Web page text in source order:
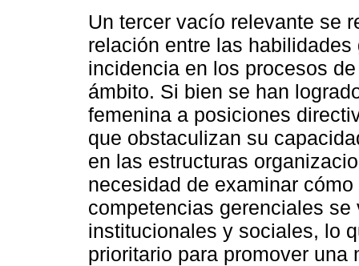
Un tercer vacío relevante se
relación entre las
incidencia en los procesos
ámbito. Si bien se han
femenina a posiciones
que obstaculizan su
en las estructuras
necesidad de examinar
competencias gerenciales
institucionales y sociales, lo
prioritario para promover